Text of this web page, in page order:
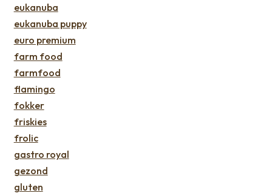
eukanuba
eukanuba puppy
euro premium
farm food
farmfood
flamingo
fokker
friskies
frolic
gastro royal
gezond
gluten